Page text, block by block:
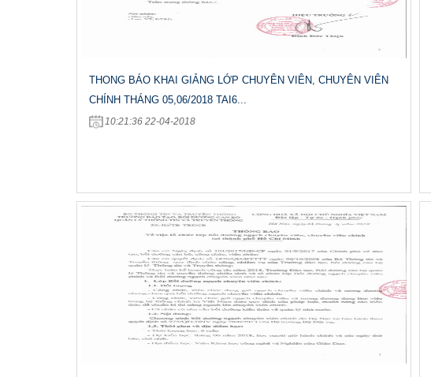
THONG BÁO KHAI GIẢNG LỚP CHUYÊN VIÊN, CHUYÊN VIÊN
CHÍNH THÁNG 05,06/2018 TAI6...
10:21:36 22-04-2018